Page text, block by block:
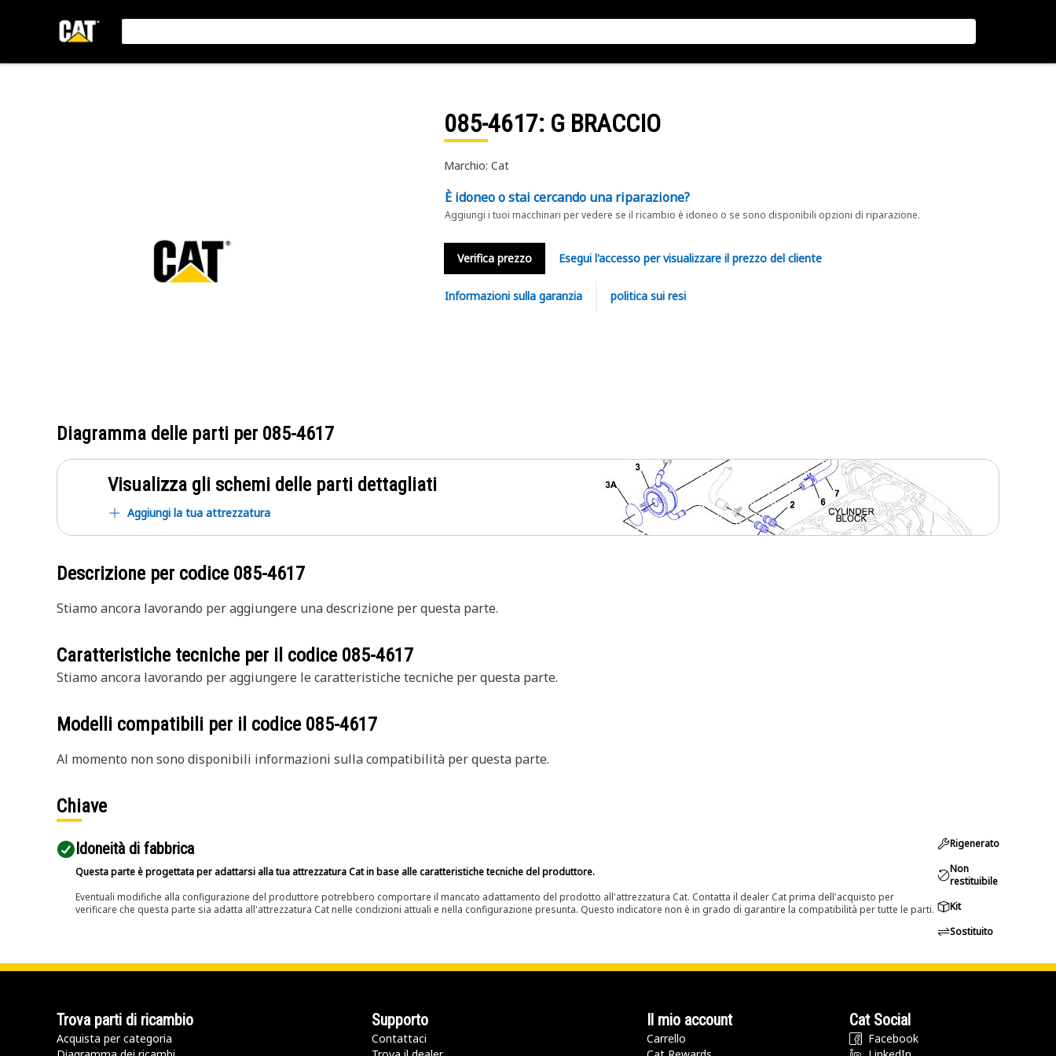
085-4617: G BRACCIO
Marchio: Cat
È idoneo o stai cercando una riparazione?
Aggiungi i tuoi macchinari per vedere se il ricambio è idoneo o se sono disponibili opzioni di riparazione.
Verifica prezzo Esegui l'accesso per visualizzare il prezzo del cliente
Informazioni sulla garanzia politica sui resi
Diagramma delle parti per 085-4617
Visualizza gli schemi delle parti dettagliati
Aggiungi la tua attrezzatura
Descrizione per codice 085-4617
Stiamo ancora lavorando per aggiungere una descrizione per questa parte.
Caratteristiche tecniche per il codice 085-4617
Stiamo ancora lavorando per aggiungere le caratteristiche tecniche per questa parte.
Modelli compatibili per il codice 085-4617
Al momento non sono disponibili informazioni sulla compatibilità per questa parte.
Chiave
Idoneità di fabbrica
Questa parte è progettata per adattarsi alla tua attrezzatura Cat in base alle caratteristiche tecniche del produttore.
Eventuali modifiche alla configurazione del produttore potrebbero comportare il mancato adattamento del prodotto all'attrezzatura Cat. Contatta il dealer Cat prima dell'acquisto per
verificare che questa parte sia adatta all'attrezzatura Cat nelle condizioni attuali e nella configurazione presunta. Questo indicatore non è in grado di garantire la compatibilità per tutte le parti.
Rigenerato
Non
restituibile
Kit
Sostituito
Trova parti di ricambio
Acquista per categoria
Supporto
Contattaci
Il mio account
Carrello
Cat Social
Facebook